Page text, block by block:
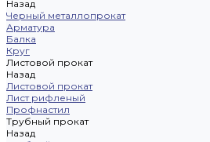
Назад
Черный металлопрокат
Арматура
Балка
Круг
Листовой прокат
Назад
Листовой прокат
Лист рифленый
Профнастил
Трубный прокат
Назад